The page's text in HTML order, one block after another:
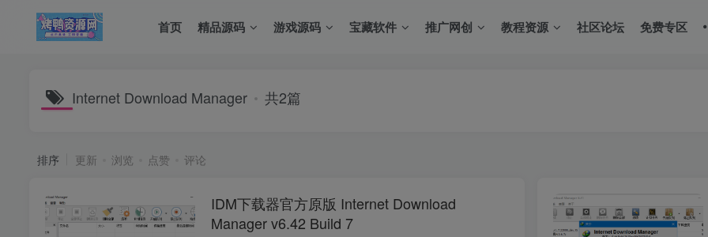
首页 精品源码 游戏源码 宝藏软件 推广网创 教程资源 社区论坛 免费专区
Internet Download Manager 共2篇
排序 更新 浏览 点赞 评论
IDM下载器官方原版 Internet Download
Manager v6.42 Build 7